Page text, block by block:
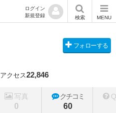
ログイン
新規登録
検索 MENU
フォローする
アクセス22,846
写真
0
クチコミ
60